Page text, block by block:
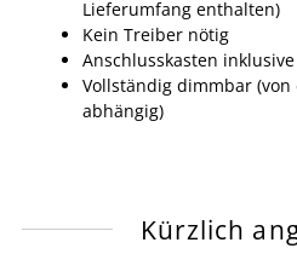
Lieferumfang enthalten)
Kein Treiber nötig
Anschlusskasten inklusive
Vollständig dimmbar
abhängig)
Kürzlich